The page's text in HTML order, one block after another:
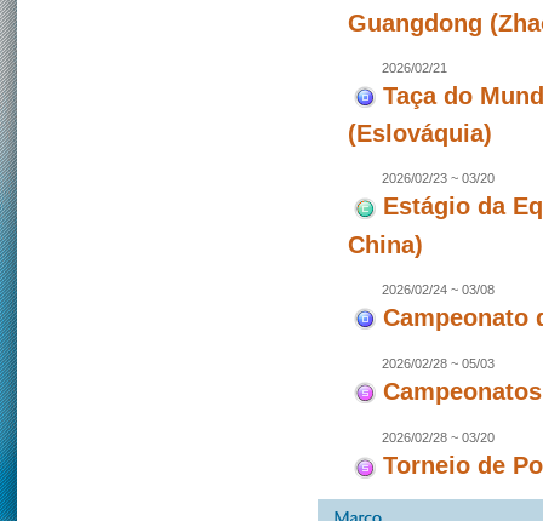
Guangdong
2026/02/21
Taça do
(Eslováquia)
2026/02/23 ~ 03/20
Estágio da
China)
2026/02/24 ~ 03/08
Campeonato
2026/02/28 ~ 05/03
2026/02/28 ~ 03/20
Torneio de